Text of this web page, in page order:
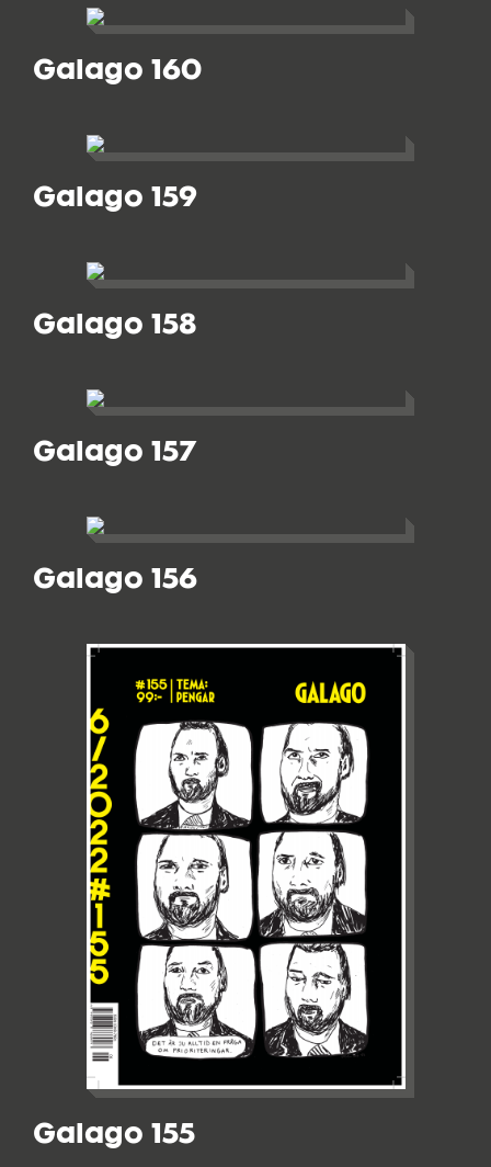
Galago 160
Galago 159
Galago 158
Galago 157
Galago 156
Galago 155